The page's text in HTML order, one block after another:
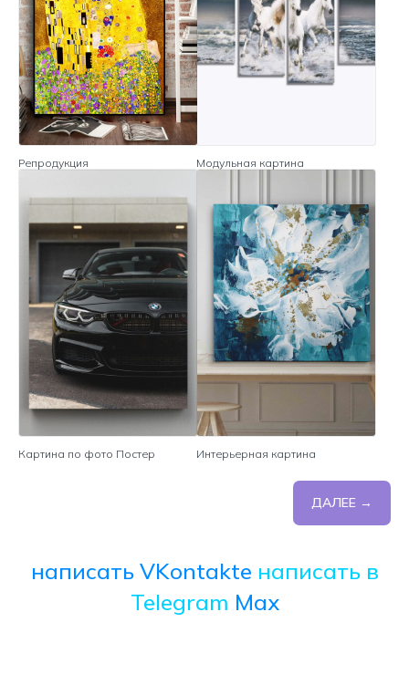
Репродукция Модульная картина
Картина по фото Постер Интерьерная картина
ДАЛЕЕ →
написать VKontakte написать в
Telegram Max